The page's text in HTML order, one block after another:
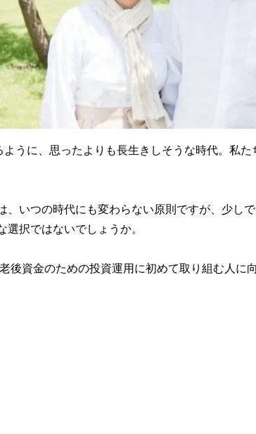
ように、思ったよりも長生きしそうな時代。私
、いつの時代にも変わらない原則ですが、少し
選択ではないでしょうか。
後資金のための投資運用に初めて取り組む人に